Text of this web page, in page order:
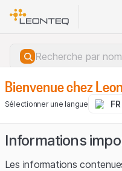
Bienvenue chez
Sélectionner une langue FR
Informations
Les informations